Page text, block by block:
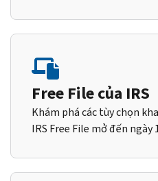
Free File của IRS
Khám phá các tùy chọn
IRS Free File mở đến ngày